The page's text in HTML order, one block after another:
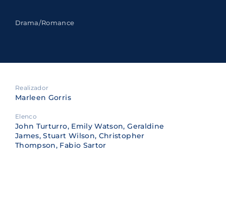
Drama/Romance
Realizador
Marleen Gorris
Elenco
John Turturro, Emily Watson, Geraldine
James, Stuart Wilson, Christopher
Thompson, Fabio Sartor